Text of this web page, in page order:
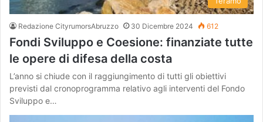
Redazione CityrumorsAbruzzo 30 Dicembre 2024 612
Fondi Sviluppo e Coesione: finanziate tutte
le opere di difesa della costa
L’anno si chiude con il raggiungimento di tutti gli obiettivi
previsti dal cronoprogramma relativo agli interventi del Fondo
Sviluppo e…